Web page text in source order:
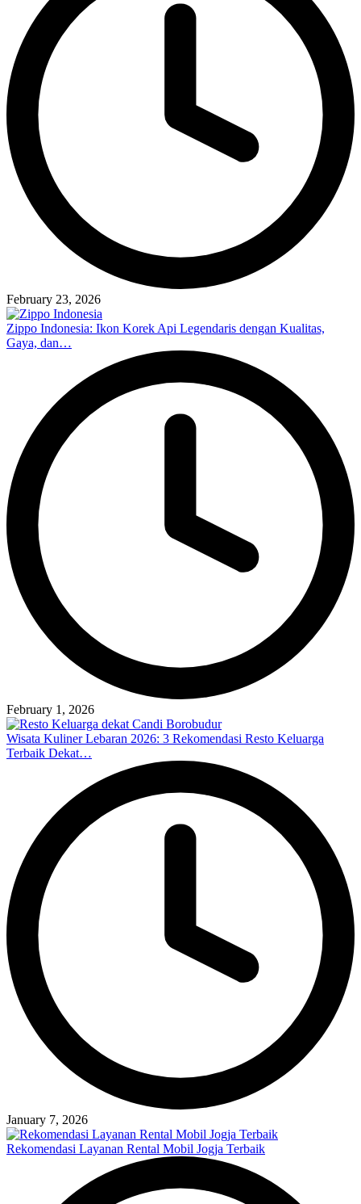
February 23, 2026
Zippo Indonesia: Ikon Korek Api Legendaris dengan Kualitas,
Gaya, dan…
February 1, 2026
Wisata Kuliner Lebaran 2026: 3 Rekomendasi Resto Keluarga
Terbaik Dekat…
January 7, 2026
Rekomendasi Layanan Rental Mobil Jogja Terbaik